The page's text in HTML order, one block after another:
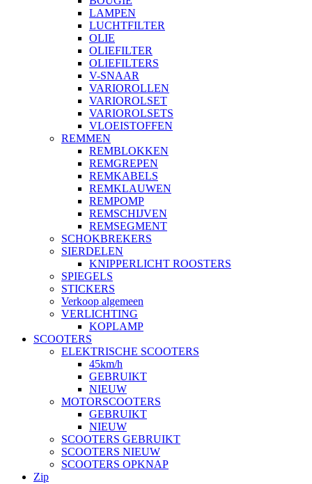
LAMPEN
LUCHTFILTER
OLIE
OLIEFILTER
OLIEFILTERS
V-SNAAR
VARIOROLLEN
VARIOROLSET
VARIOROLSETS
VLOEISTOFFEN
REMMEN
REMBLOKKEN
REMGREPEN
REMKABELS
REMKLAUWEN
REMPOMP
REMSCHIJVEN
REMSEGMENT
SCHOKBREKERS
SIERDELEN
KNIPPERLICHT ROOSTERS
SPIEGELS
STICKERS
Verkoop algemeen
VERLICHTING
KOPLAMP
SCOOTERS
ELEKTRISCHE SCOOTERS
45km/h
GEBRUIKT
NIEUW
MOTORSCOOTERS
GEBRUIKT
NIEUW
SCOOTERS GEBRUIKT
SCOOTERS NIEUW
SCOOTERS OPKNAP
Zip